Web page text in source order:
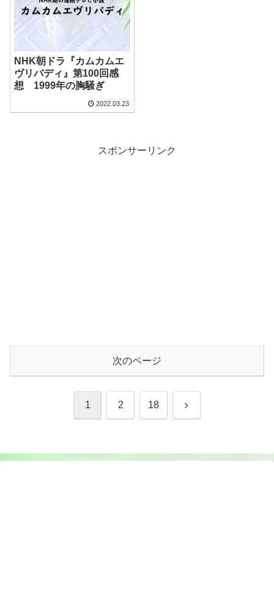
NHK朝ドラ『カムカムエ
ヴリバディ』第100回感
想 1999年の胸騒ぎ
2022.03.23
スポンサーリンク
次のページ
1 2 18 次